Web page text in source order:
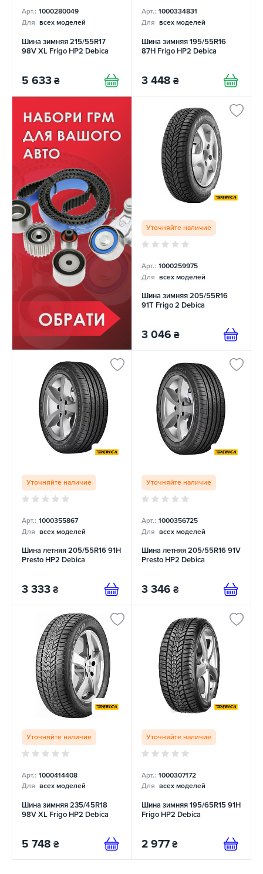
Арт.: 1000280049
Для всех моделей
Шина зимняя 215/55R17
98V XL Frigo HP2 Debica
5 633 ₴
Арт.: 1000334831
Для всех моделей
Шина зимняя 195/55R16
87H Frigo HP2 Debica
3 448 ₴
Уточняйте наличие
Арт.: 1000259975
Для всех моделей
Шина зимняя 205/55R16
91T Frigo 2 Debica
3 046 ₴
Уточняйте наличие
Арт.: 1000355867
Для всех моделей
Шина летняя 205/55R16 91H
Presto HP2 Debica
3 333 ₴
Уточняйте наличие
Арт.: 1000356725
Для всех моделей
Шина летняя 205/55R16 91V
Presto HP2 Debica
3 346 ₴
Уточняйте наличие
Арт.: 1000414408
Для всех моделей
Шина зимняя 235/45R18
98V XL Frigo HP2 Debica
5 748 ₴
Уточняйте наличие
Арт.: 1000307172
Для всех моделей
Шина зимняя 195/65R15 91H
Frigo HP2 Debica
2 977 ₴